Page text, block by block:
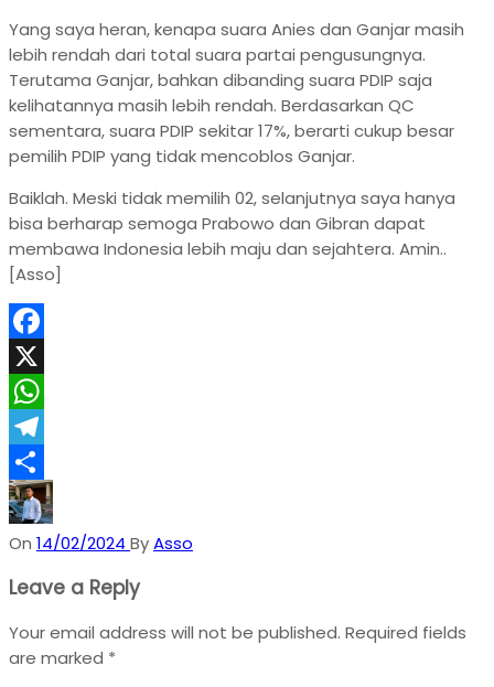
Yang saya heran, kenapa suara Anies dan Ganjar masih
lebih rendah dari total suara partai pengusungnya.
Terutama Ganjar, bahkan dibanding suara PDIP saja
kelihatannya masih lebih rendah. Berdasarkan QC
sementara, suara PDIP sekitar 17%, berarti cukup besar
pemilih PDIP yang tidak mencoblos Ganjar.
Baiklah. Meski tidak memilih 02, selanjutnya saya hanya
bisa berharap semoga Prabowo dan Gibran dapat
membawa Indonesia lebih maju dan sejahtera. Amin..
[Asso]
Facebook
X
WhatsApp
Telegram
Share
On 14/02/2024 ByAsso
Leave a Reply
Your email address will not be published. Required fields
are marked *